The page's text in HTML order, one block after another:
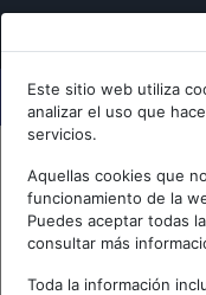
Este sitio web utiliza
analizar el uso que
servicios.
Aquellas cookies que
funcionamiento de la
Puedes aceptar todas
consultar más
Toda la información